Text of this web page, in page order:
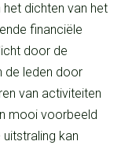
dichten van het
financiële
door de
de leden door
van activiteiten
mooi voorbeeld
kan